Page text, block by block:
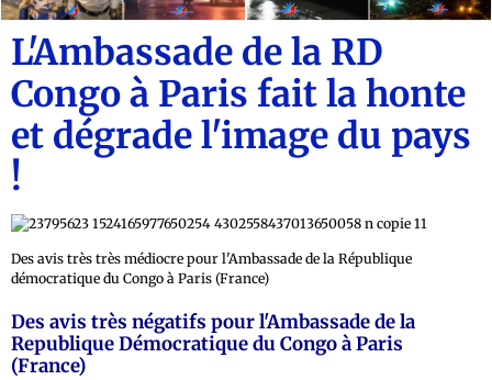
L'Ambassade de la RD
Congo à Paris fait la honte
et dégrade l'image du pays
!
Des avis très très médiocre pour l'Ambassade de la République
démocratique du Congo à Paris (France)
Des avis très négatifs pour l'Ambassade de la
Republique Démocratique du Congo à Paris
(France)